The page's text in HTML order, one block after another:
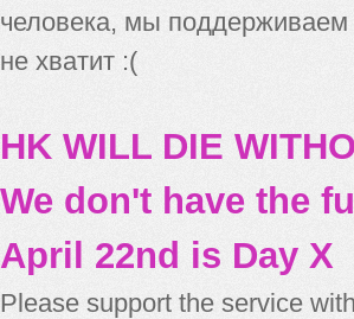
человека, мы поддерживаем
не хватит :(
HK WILL DIE
We don't have the
April 22nd is Day X
Please support the service